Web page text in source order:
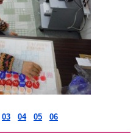
03 04 05 06